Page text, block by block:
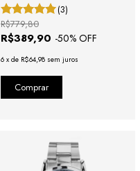
Canelado
(3)
R$389,90 -50% OFF
R$779,80
6 x de R$64,98 sem juros